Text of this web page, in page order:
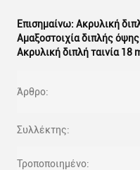
Επισημαίνω: Ακρυλική
Αμαξοστοιχία διπλής
Ακρυλική διπλή ταινία 18
Άρθρο:
Συλλέκτης:
Τροποποιημένο: